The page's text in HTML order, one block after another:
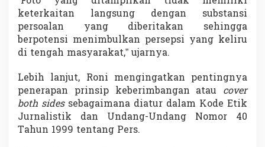
keterkaitan langsung dengan substansi
persoalan yang diberitakan sehingga
berpotensi menimbulkan persepsi yang keliru
di tengah masyarakat,” ujarnya.
Lebih lanjut, Roni mengingatkan pentingnya
penerapan prinsip keberimbangan atau cover
both sidessebagaimana diatur dalam Kode Etik
Jurnalistik dan Undang-Undang Nomor 40
Tahun 1999 tentang Pers.